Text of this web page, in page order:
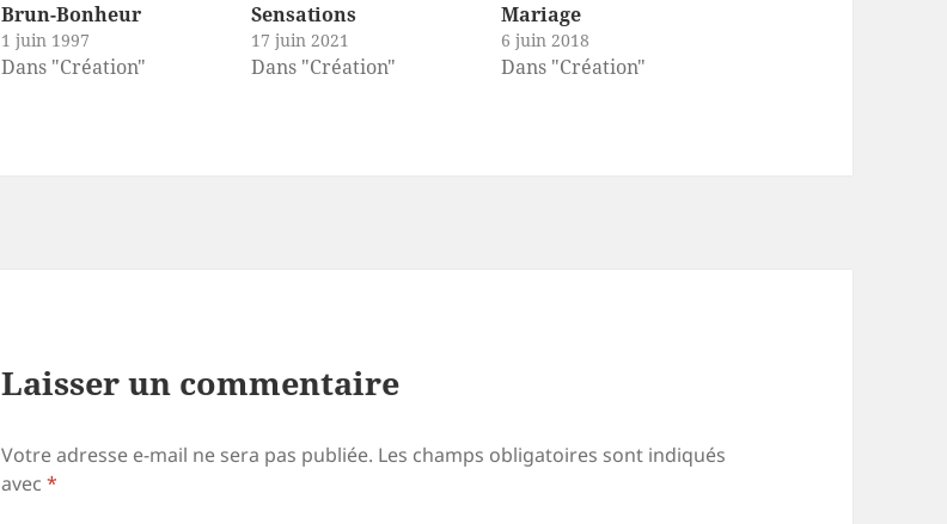
Brun-Bonheur
1 juin 1997
Dans "Création"
Sensations
17 juin 2021
Dans "Création"
Mariage
6 juin 2018
Dans "Création"
Laisser un commentaire
Votre adresse e-mail ne sera pas publiée. Les champs obligatoires sont indiqués
avec*